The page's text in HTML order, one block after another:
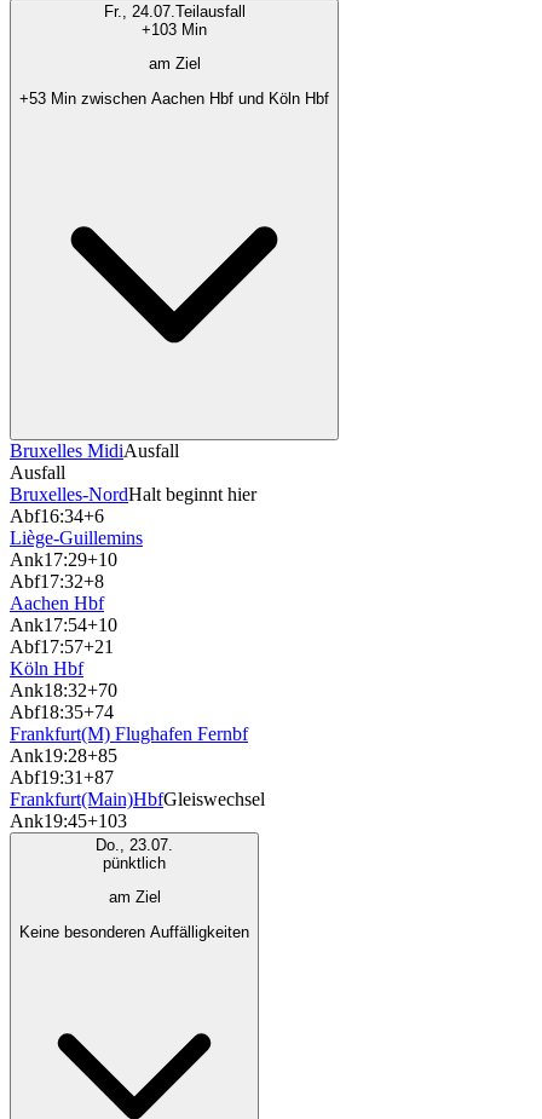
Fr., 24.07.Teilausfall
+103 Min
am Ziel
+53 Min zwischen Aachen Hbf und Köln Hbf
Bruxelles MidiAusfall
Ausfall
Bruxelles-NordHalt beginnt hier
Abf16:34+6
Liège-Guillemins
Ank17:29+10
Abf17:32+8
Aachen Hbf
Ank17:54+10
Abf17:57+21
Köln Hbf
Ank18:32+70
Abf18:35+74
Frankfurt(M) Flughafen Fernbf
Ank19:28+85
Abf19:31+87
Frankfurt(Main)HbfGleiswechsel
Ank19:45+103
Do., 23.07.
pünktlich
am Ziel
Keine besonderen Auffälligkeiten